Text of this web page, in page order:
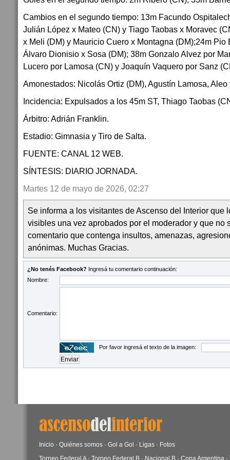
Cambios en el segundo tiempo: 13m Facundo
Julián López x Mateo (CN) y Tiago Taobas x Moravec
x Meli (DM) y Mauricio Cuero x Montagna (DM);24m Pio
Álvaro Dionisio x Sosa (DM); 38m Gonzalo Alvez por
Lucero por Lamosa (CN) y Joaquín Vaquero por Sanz
Amonestados: Nicolás Ortiz (DM), Agustín Lamosa,
Incidencia: Expulsados a los 45m ST, Thiago Taobas
Árbitro: Adrián Franklin.
Estadio: Gimnasia y Tiro de Salta.
FUENTE: CANAL 12 WEB.
SÍNTESIS: DIARIO JORNADA.
Martes 12 de mayo de 2026, 02:27
Se informa a los visitantes de Ascenso del Interior que
visibles una vez aprobados por el moderador y que no
comentario que contenga insultos, amenazas,
anónimas. Muchas Gracias.
¿No tenés Facebook? Ingresá tu comentario continuación:
Nombre:
Comentario:
Por favor ingresá el texto de la imagen:
Inicio · Quiénes somos · Gol a Gol · Ligas · Fotos
Torneo Federal A· Torneo Federal B · Nacional B · Copa Argentina ·